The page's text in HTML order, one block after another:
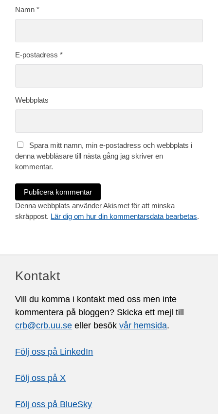
Namn*
E-postadress*
Webbplats
Spara mitt namn, min e-postadress och webbplats i
denna webbläsare till nästa gång jag skriver en
kommentar.
Denna webbplats använder Akismet för att minska
skräppost. Lär dig om hur din kommentarsdata bearbetas.
Kontakt
Vill du komma i kontakt med oss men inte
kommentera på bloggen? Skicka ett mejl till
crb@crb.uu.se eller besökvår hemsida.
Följ oss på LinkedIn
Följ oss på X
Följ oss på BlueSky